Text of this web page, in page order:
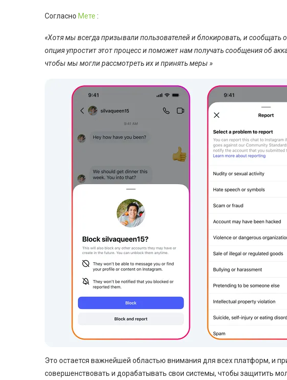
Согласно Мете :
«Хотя мы всегда призывали пользователей и блокировать, и сообщать
опция упростит этот процесс и поможет нам получать сообщения об
чтобы мы могли рассмотреть их и принять меры »
Это остается важнейшей областью внимания для всех платформ, и
совершенствовать и дорабатывать свои системы, чтобы защитить